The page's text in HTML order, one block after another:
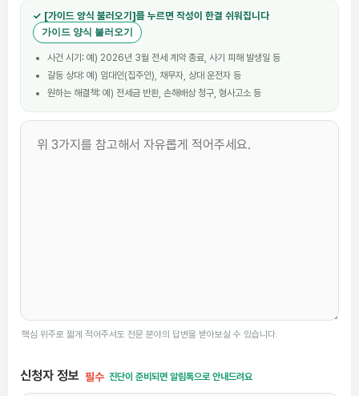
✓ [가이드 양식 불러오기]를 누르면 작성이 한결 쉬워집니다
가이드 양식 불러오기
사건 시기: 예) 2026년 3월 전세 계약 종료, 사기 피해 발생일 등
갈등 상대: 예) 임대인(집주인), 채무자, 상대 운전자 등
원하는 해결책: 예) 전세금 반환, 손해배상 청구, 형사고소 등
핵심 위주로 짧게 적어주셔도 전문 분야의 답변을 받아보실 수 있습니다.
신청자 정보 필수 진단이 준비되면 알림톡으로 안내드려요